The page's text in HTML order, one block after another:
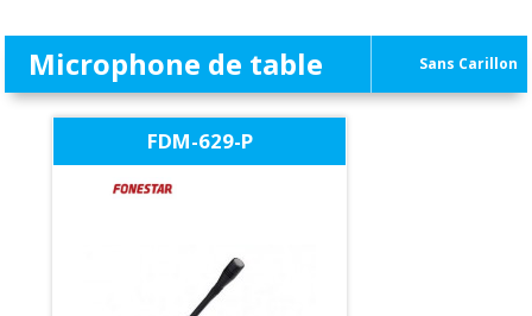
Microphone de table Sans Carillon
FDM-629-P